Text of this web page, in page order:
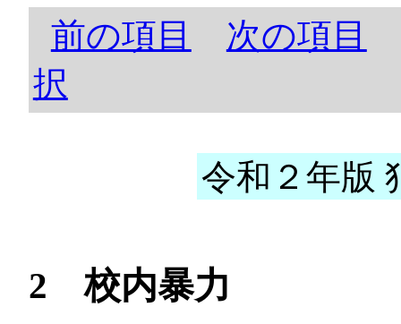
前の項目
次の項目
択
令和２年版
2 校内暴力